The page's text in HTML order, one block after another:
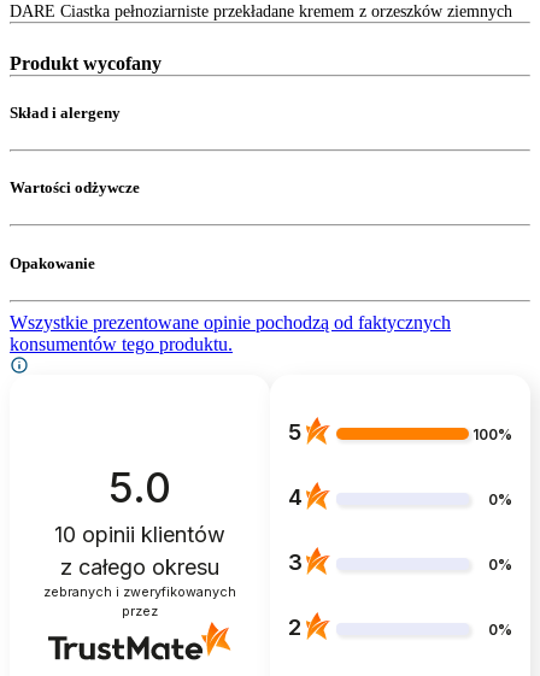
DARE Ciastka pełnoziarniste przekładane kremem z orzeszków ziemnych
Produkt wycofany
Skład i alergeny
Wartości odżywcze
Opakowanie
Wszystkie prezentowane opinie pochodzą od faktycznych
konsumentów tego produktu.
5.0
10 opinii klientów
z całego okresu
zebranych i zweryfikowanych
przez
5 100%
4 0%
3 0%
2 0%